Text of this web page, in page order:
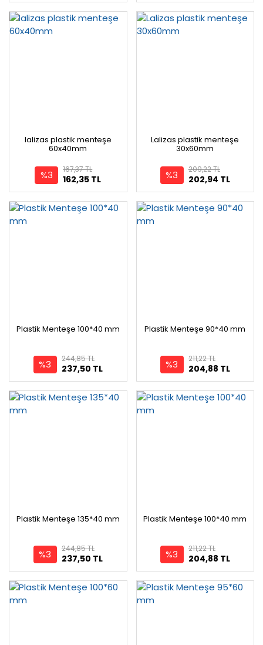
lalizas plastik menteşe
60x40mm
%3 162,35 TL
167,37 TL
Lalizas plastik menteşe
30x60mm
%3 202,94 TL
209,22 TL
Plastik Menteşe 100*40 mm
%3 237,50 TL
244,85 TL
Plastik Menteşe 90*40 mm
%3 204,88 TL
211,22 TL
Plastik Menteşe 135*40 mm
%3 237,50 TL
244,85 TL
Plastik Menteşe 100*40 mm
%3 204,88 TL
211,22 TL